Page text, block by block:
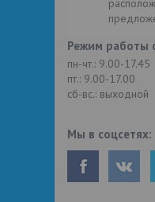
Режим работы
пн-чт.: 9.00-17.45
пт.: 9.00-17.00
сб-вс.: выходной
Мы в соцсетях: